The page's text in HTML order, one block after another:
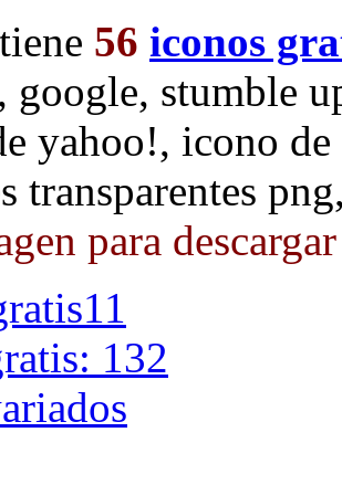
56 iconos
google, stumble
yahoo!, icono
transparentes
para